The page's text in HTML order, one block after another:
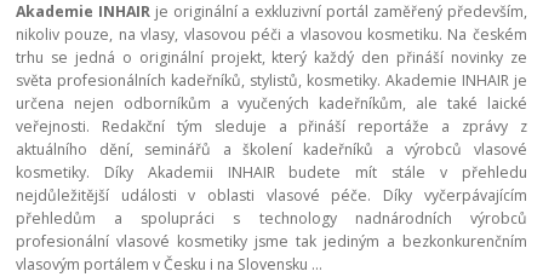
Akademie INHAIRje originální a exkluzivní portál zaměřený především,
nikoliv pouze, na vlasy, vlasovou péči a vlasovou kosmetiku. Na českém
trhu se jedná o originální projekt, který každý den přináší novinky ze
světa profesionálních kadeřníků, stylistů, kosmetiky. Akademie INHAIR je
určena nejen odborníkům a vyučených kadeřníkům, ale také laické
veřejnosti. Redakční tým sleduje a přináší reportáže a zprávy z
aktuálního dění, seminářů a školení kadeřníků a výrobců vlasové
kosmetiky. Díky Akademii INHAIR budete mít stále v přehledu
nejdůležitější události v oblasti vlasové péče. Díky vyčerpávajícím
přehledům a spolupráci s technology nadnárodních výrobců
profesionální vlasové kosmetiky jsme tak jediným a bezkonkurenčním
vlasovým portálem v Česku i na Slovensku ...